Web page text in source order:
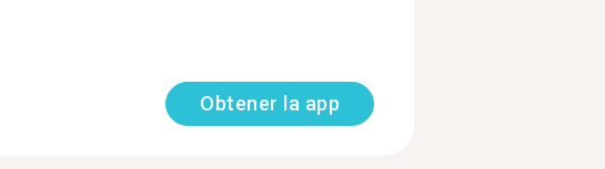
Obtener la app